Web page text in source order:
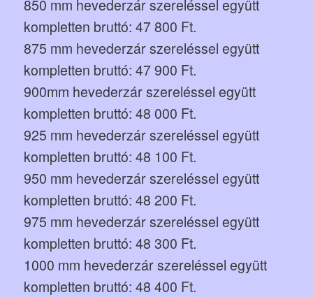
850 mm hevederzár szereléssel együtt
kompletten bruttó: 47 800 Ft.
875 mm hevederzár szereléssel együtt
kompletten bruttó: 47 900 Ft.
900mm hevederzár szereléssel együtt
kompletten bruttó: 48 000 Ft.
925 mm hevederzár szereléssel együtt
kompletten bruttó: 48 100 Ft.
950 mm hevederzár szereléssel együtt
kompletten bruttó: 48 200 Ft.
975 mm hevederzár szereléssel együtt
kompletten bruttó: 48 300 Ft.
1000 mm hevederzár szereléssel együtt
kompletten bruttó: 48 400 Ft.